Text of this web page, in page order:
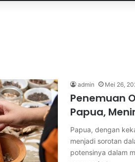
admin Mei 26,
Penemuan
Papua,
Papua, dengan
menjadi sorotan
potensinya dalam